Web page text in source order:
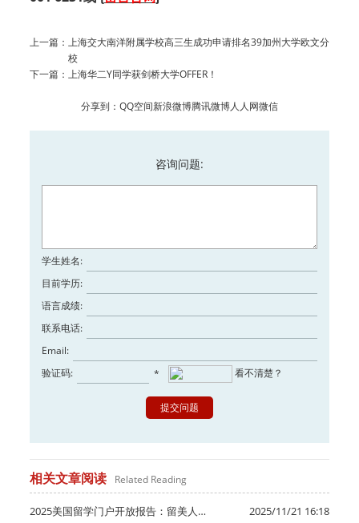
上一篇： 上海交大南洋附属学校高三生成功申请排名39加州大学欧文分
校
下一篇： 上海华二Y同学获剑桥大学OFFER！
分享到： QQ空间新浪微博腾讯微博人人网微信
咨询问题:
学生姓名:
目前学历:
语言成绩:
联系电话:
Email:
验证码:
看不清楚？
*
相关文章阅读 Related Reading
2025/11/21 16:18
2025美国留学门户开放报告：留美人…